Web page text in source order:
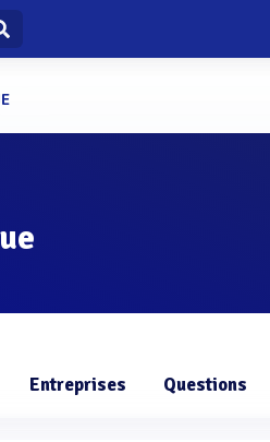
Entreprises Questions